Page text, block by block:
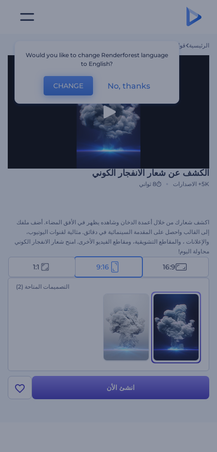
الرئيسية قوالب
الكشف عن شعار الانفجار الكوني
5K+ الاصدارات 8 ثواني
اكشف شعارك من خلال أعمدة الدخان وشاهده يظهر في الأفق المضاء. أضف ملفك
إلى القالب واحصل على المقدمة السينمائية في دقائق. مثالية لقنوات اليوتيوب،
والإعلانات ، والمقاطع التشويقية، ومقاطع الفيديو الأخرى. امنح شعار الانفجار الكوني
محاولة اليوم!
16:9
9:16
1:1
التصميمات المتاحة (2)
انشئ الأن
Would you like to change Renderforest language
to English?
CHANGE No, thanks